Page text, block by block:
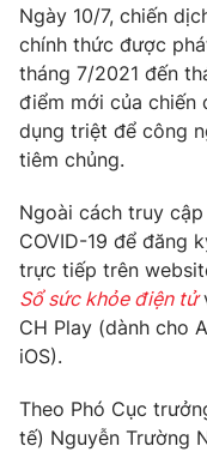
Góc doanh nghiệp
Truyền hình
Phim VTV
Hậu trường
Nhân vật
Khán giả
Giải sao mai
Giải trí
Điện ảnh
Sao
Đời sống
Du lịch
Làm đẹp
Chất lượng cuộc
Giáo dục
Tuyển sinh
Học trực tuyến
Công nghệ
Hitech Công nghệ
Thị trường
Giao lưu trực tuyến
Lịch phát sóng
Ngày 10/7, chiến
chính thức được
tháng 7/2021 đến
điểm mới của chiến
dụng triệt để công
tiêm chủng.
Ngoài cách truy
COVID-19 để đăng
trực tiếp trên
Sổ sức khỏe điện tử
CH Play (dành cho
iOS).
Theo Phó Cục
tế) Nguyễn Trường